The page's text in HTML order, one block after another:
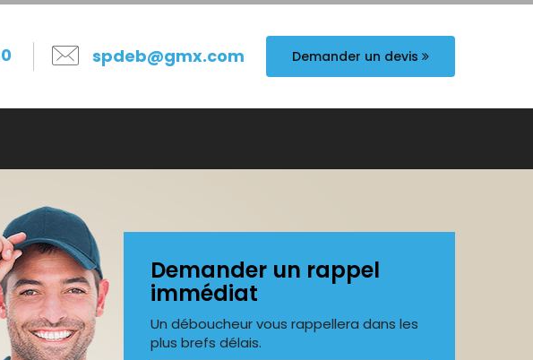
spdeb@gmx.com Demander un devis
Demander un rappel
immédiat
Un déboucheur vous rappellera dans les
plus brefs délais.